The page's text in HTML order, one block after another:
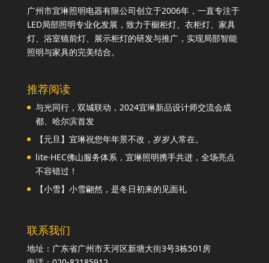
广州市宜琳照明电器有限公司创立于2006年，一直专注于
LED局部照明专业化发展，致力于橱柜灯、衣柜灯、家具
灯、浴室镜前灯、展示柜灯的研发与推广，实现局部智能
照明与家具的完美结合。
推荐阅读
与光同行，双城联动，2024宜琳新品设计师交流会成
都、哈尔滨首发
【元旦】宜琳祝您年年景不改，岁岁人常在。
lite·HEC佛山服务体系，宜琳照明携手共进，全场亮点
不容错过！
【小雪】小雪翩然，是冬日初来的见面礼
联系我们
地址：广东省广州市天河区新塘大街3号3栋501房